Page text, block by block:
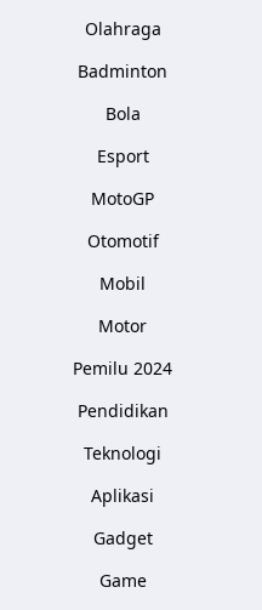
Olahraga
Badminton
Bola
Esport
MotoGP
Otomotif
Mobil
Motor
Pemilu 2024
Pendidikan
Teknologi
Aplikasi
Gadget
Game